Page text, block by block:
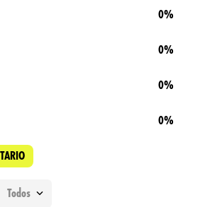
0%
0%
0%
0%
Todos